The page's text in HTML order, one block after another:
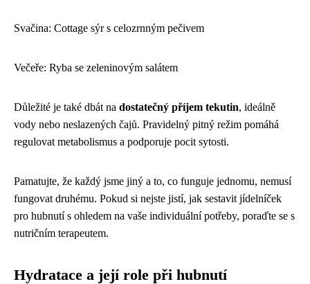
Svačina: Cottage sýr s celozrnným pečivem
Večeře: Ryba se zeleninovým salátem
Důležité je také dbát na dostatečný příjem tekutin, ideálně
vody nebo neslazených čajů. Pravidelný pitný režim pomáhá
regulovat metabolismus a podporuje pocit sytosti.
Pamatujte, že každý jsme jiný a to, co funguje jednomu, nemusí
fungovat druhému. Pokud si nejste jistí, jak sestavit jídelníček
pro hubnutí s ohledem na vaše individuální potřeby, poraďte se s
nutričním terapeutem.
Hydratace a její role při hubnutí